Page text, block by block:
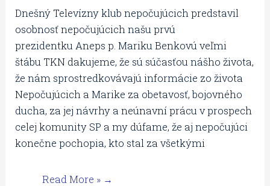
Dnešný Televízny klub nepočujúcich predstavil
osobnosť nepočujúcich našu prvú
prezidentku Aneps p. Mariku Benkovú veľmi
štábu TKN dakujeme, že sú súčasťou nášho života,
že nám sprostredkovávajú informácie zo života
Nepočujúcich a Marike za obetavosť, bojovného
ducha, za jej návrhy a neúnavní prácu v prospech
celej komunity SP a my dúfame, že aj nepočujúci
konečne pochopia, kto stal za všetkými
predstavil
prvú
prezidentku
Aneps
Read More »